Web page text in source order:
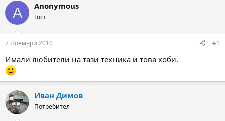
о
р
н
а
т
е
м
а
т
а
а
а
а
т
A Anonymous
Гост
7 Ноември 2010 #1
Имали любители на тази техника и това хоби.
Иван Димов
Потребител